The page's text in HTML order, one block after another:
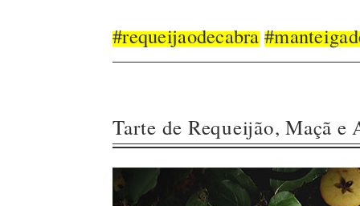
#requeijaodecabra
Tarte de Requeijão, Maçã e